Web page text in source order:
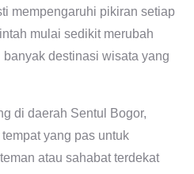
mempengaruhi pikiran setiap
mulai sedikit merubah
destinasi wisata yang
di daerah Sentul Bogor,
yang pas untuk
atau sahabat terdekat